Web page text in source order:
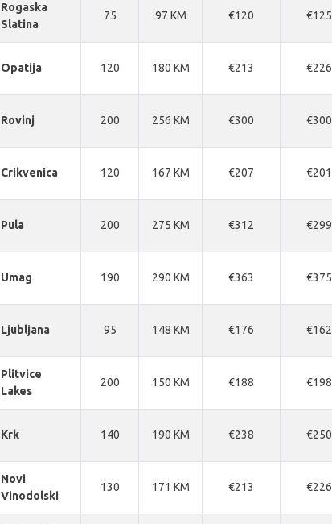
Rogaska
Slatina
75 97 KM €120 €125
Opatija 120 180 KM €213 €226
Rovinj 200 256 KM €300 €300
Crikvenica 120 167 KM €207 €201
Pula 200 275 KM €312 €299
Umag 190 290 KM €363 €375
Ljubljana 95 148 KM €176 €162
Plitvice
Lakes
200 150 KM €188 €198
Krk 140 190 KM €238 €250
Novi
Vinodolski
130 171 KM €213 €226